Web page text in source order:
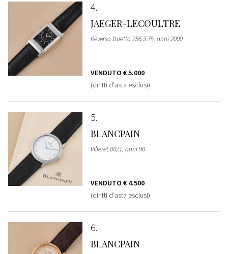
4
JAEGER-LECOULTRE
Reverso Duetto 256.3.75, anni 2000
VENDUTO € 5.000
(diritti d'asta esclusi)
5
BLANCPAIN
Villeret 0021, anni 90
VENDUTO € 4.500
(diritti d'asta esclusi)
6
BLANCPAIN